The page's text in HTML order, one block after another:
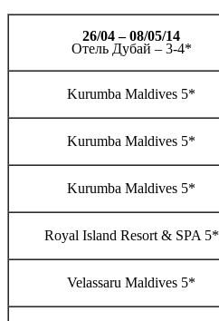
26/04 – 08/05/14
Отель Дубай – 3-4*
Kurumba Maldives 5*
Kurumba Maldives 5*
Kurumba Maldives 5*
Royal Island Resort & SPA 5*
Velassaru Maldives 5*